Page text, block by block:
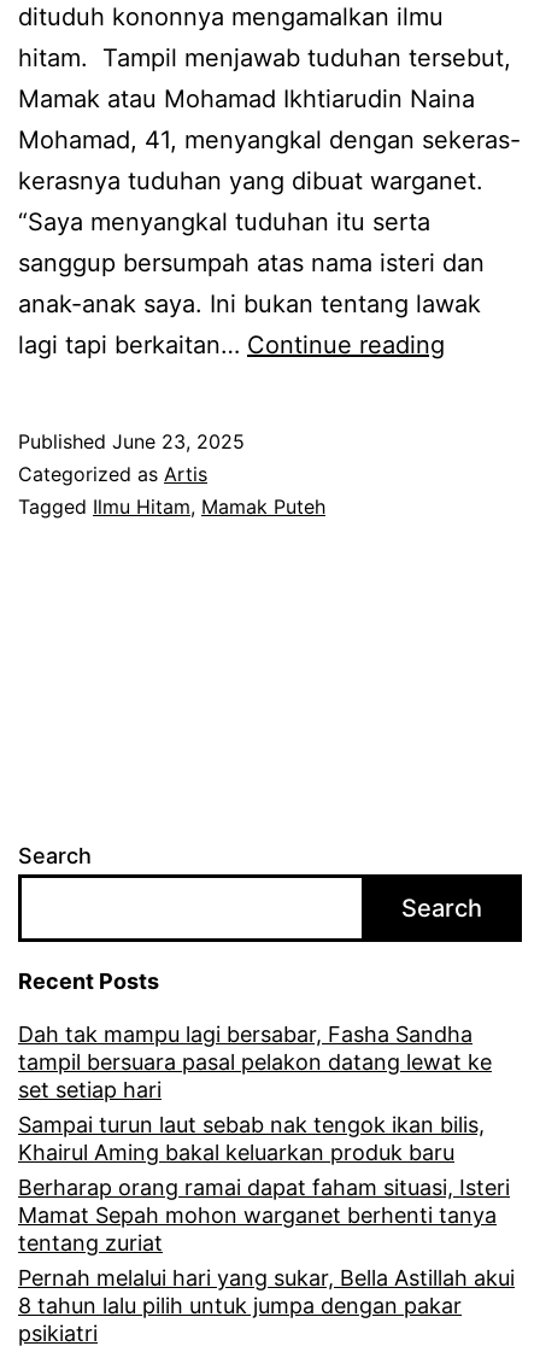
dituduh kononnya mengamalkan ilmu
hitam. Tampil menjawab tuduhan tersebut,
Mamak atau Mohamad Ikhtiarudin Naina
Mohamad, 41, menyangkal dengan sekeras-
kerasnya tuduhan yang dibuat warganet.
“Saya menyangkal tuduhan itu serta
sanggup bersumpah atas nama isteri dan
anak-anak saya. Ini bukan tentang lawak
lagi tapi berkaitan… Continue reading
p
a
t
a
s
n
a
a
Published June 23, 2025
Categorized as Artis
Tagged Ilmu Hitam, Mamak Puteh
Search
Search
Recent Posts
Dah tak mampu lagi bersabar, Fasha Sandha
tampil bersuara pasal pelakon datang lewat ke
set setiap hari
Sampai turun laut sebab nak tengok ikan bilis,
Khairul Aming bakal keluarkan produk baru
Berharap orang ramai dapat faham situasi, Isteri
Mamat Sepah mohon warganet berhenti tanya
tentang zuriat
Pernah melalui hari yang sukar, Bella Astillah akui
8 tahun lalu pilih untuk jumpa dengan pakar
psikiatri